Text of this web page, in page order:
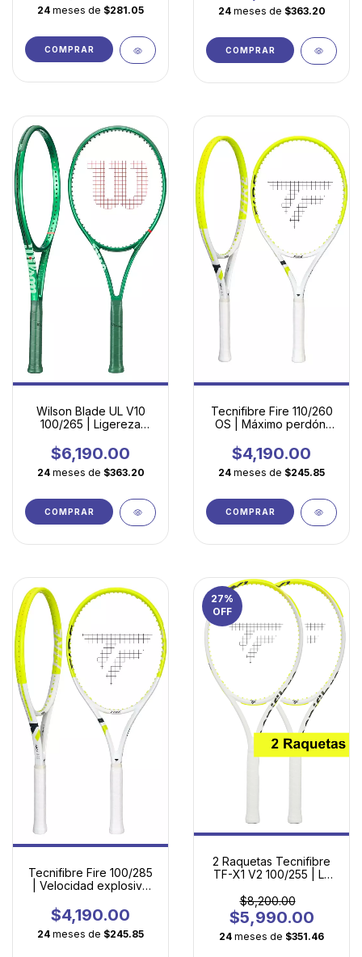
24 meses de $281.05
COMPRAR
24 meses de $363.20
COMPRAR
Wilson Blade UL V10
100/265 | Ligereza
para desarrollar tu
mejor tenis
$6,190.00
24 meses de $363.20
COMPRAR
Tecnifibre Fire 110/260
OS | Máximo perdón,
maniobrabilidad
$4,190.00
24 meses de $245.85
COMPRAR
Tecnifibre Fire 100/285
| Velocidad explosiva
siente en cada golpe
$4,190.00
24 meses de $245.85
27%
OFF
2 Raquetas Tecnifibre
TF-X1 V2 100/255 | La
Adulto con Tecnología
Profesional
$8,200.00
$5,990.00
24 meses de $351.46